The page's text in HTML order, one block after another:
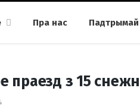
Пра нас Падтрымай
праезд з 15